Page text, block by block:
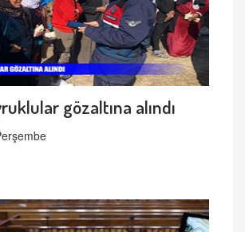
gözaltına alındı